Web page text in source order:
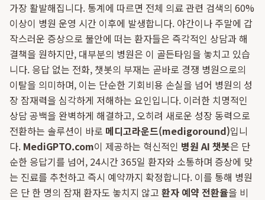
가장 활발해집니다. 통계에 따르면 전체 의료 관련 검색의 60%
이상이 병원 운영 시간 이후에 발생합니다. 야간이나 주말에 갑
작스러운 증상으로 불안에 떠는 환자들은 즉각적인 상담과 해
결책을 원하지만, 대부분의 병원은 이 골든타임을 놓치고 있습
니다. 응답 없는 전화, 챗봇의 부재는 곧바로 경쟁 병원으로의
이탈을 의미하며, 이는 단순한 기회비용 손실을 넘어 병원의 성
장 잠재력을 심각하게 저해하는 요인입니다. 이러한 치명적인
상담 공백을 완벽하게 해결하고, 오히려 새로운 성장 동력으로
전환하는 솔루션이 바로 메디고라운드(medigoround)입니
다. MediGPTO.com이 제공하는 혁신적인 병원 AI 챗봇은 단
순한 응답기를 넘어, 24시간 365일 환자와 소통하며 증상에 맞
는 진료를 추천하고 즉시 예약까지 확정합니다. 이를 통해 병원
은 단 한 명의 잠재 환자도 놓치지 않고 환자 예약 전환율을 비